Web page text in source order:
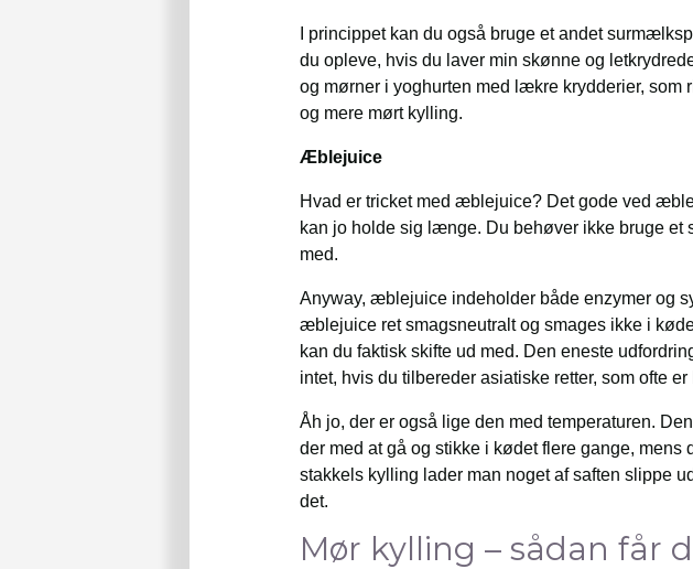
I princippet kan du også bruge et andet
du opleve, hvis du laver min skønne og
og mørner i yoghurten med lækre krydderier,
og mere mørt kylling.
Æblejuice
Hvad er tricket med æblejuice? Det gode ved
kan jo holde sig længe. Du behøver ikke bruge
med.
Anyway, æblejuice indeholder både enzymer og
æblejuice ret smagsneutralt og smages ikke i
kan du faktisk skifte ud med. Den eneste
intet, hvis du tilbereder asiatiske retter, som ofte
Åh jo, der er også lige den med temperaturen.
der med at gå og stikke i kødet flere gange,
stakkels kylling lader man noget af saften slippe
det.
Mør kylling – sådan får